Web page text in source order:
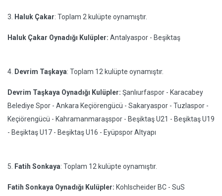
3. Haluk Çakar: Toplam 2 kulüpte oynamıştır.
Haluk Çakar Oynadığı Kulüpler: Antalyaspor - Beşiktaş
4. Devrim Taşkaya: Toplam 12 kulüpte oynamıştır.
Devrim Taşkaya Oynadığı Kulüpler: Şanlıurfaspor - Karacabey
Belediye Spor - Ankara Keçiörengücü - Sakaryaspor - Tuzlaspor -
Keçiörengücü - Kahramanmaraşspor - Beşiktaş U21 - Beşiktaş U19
- Beşiktaş U17 - Beşiktaş U16 - Eyüpspor Altyapı
5. Fatih Sonkaya: Toplam 12 kulüpte oynamıştır.
Fatih Sonkaya Oynadığı Kulüpler: Kohlscheider BC - SuS